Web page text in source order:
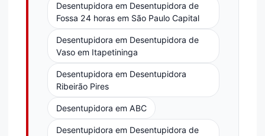
Desentupidora em Desentupidora de
Fossa 24 horas em São Paulo Capital
Desentupidora em Desentupidora de
Vaso em Itapetininga
Desentupidora em Desentupidora
Ribeirão Pires
Desentupidora em ABC
Desentupidora em Desentupidora de